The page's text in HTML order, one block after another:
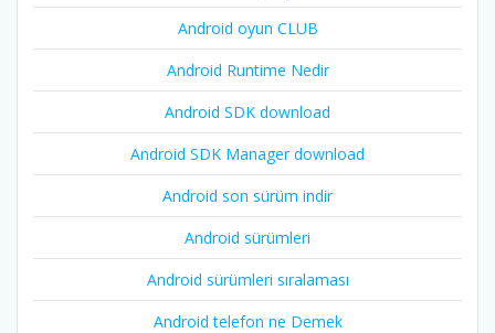
Android oyun CLUB
Android Runtime Nedir
Android SDK download
Android SDK Manager download
Android son sürüm indir
Android sürümleri
Android sürümleri sıralaması
Android telefon ne Demek